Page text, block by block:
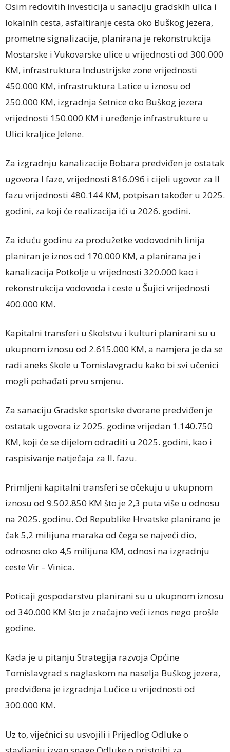
Osim redovitih investicija u sanaciju gradskih ulica i
lokalnih cesta, asfaltiranje cesta oko Buškog jezera,
prometne signalizacije, planirana je rekonstrukcija
Mostarske i Vukovarske ulice u vrijednosti od 300.000
KM, infrastruktura Industrijske zone vrijednosti
450.000 KM, infrastruktura Latice u iznosu od
250.000 KM, izgradnja šetnice oko Buškog jezera
vrijednosti 150.000 KM i uređenje infrastrukture u
Ulici kraljice Jelene.
Za izgradnju kanalizacije Bobara predviđen je ostatak
ugovora I faze, vrijednosti 816.096 i cijeli ugovor za II
fazu vrijednosti 480.144 KM, potpisan također u 2025.
godini, za koji će realizacija ići u 2026. godini.
Za iduću godinu za produžetke vodovodnih linija
planiran je iznos od 170.000 KM, a planirana je i
kanalizacija Potkolje u vrijednosti 320.000 kao i
rekonstrukcija vodovoda i ceste u Šujici vrijednosti
400.000 KM.
Kapitalni transferi u školstvu i kulturi planirani su u
ukupnom iznosu od 2.615.000 KM, a namjera je da se
radi aneks škole u Tomislavgradu kako bi svi učenici
mogli pohađati prvu smjenu.
Za sanaciju Gradske sportske dvorane predviđen je
ostatak ugovora iz 2025. godine vrijedan 1.140.750
KM, koji će se dijelom odraditi u 2025. godini, kao i
raspisivanje natječaja za II. fazu.
Primljeni kapitalni transferi se očekuju u ukupnom
iznosu od 9.502.850 KM što je 2,3 puta više u odnosu
na 2025. godinu. Od Republike Hrvatske planirano je
čak 5,2 milijuna maraka od čega se najveći dio,
odnosno oko 4,5 milijuna KM, odnosi na izgradnju
ceste Vir – Vinica.
Poticaji gospodarstvu planirani su u ukupnom iznosu
od 340.000 KM što je značajno veći iznos nego prošle
godine.
Kada je u pitanju Strategija razvoja Općine
Tomislavgrad s naglaskom na naselja Buškog jezera,
predviđena je izgradnja Lučice u vrijednosti od
300.000 KM.
Uz to, vijećnici su usvojili i Prijedlog Odluke o